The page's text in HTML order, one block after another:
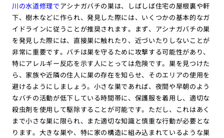
川の水道修理でアシナガバチの巣は、しばしば住宅の屋根裏や軒
下、樹木などに作られ、発見した際には、いくつかの基本的なガ
イドラインに従うことが推奨されます。まず、アシナガバチの巣
を発見した際には、直接巣に触れたり、近づいたりしないことが
非常に重要です。バチは巣を守るために攻撃する可能性があり、
特にアレルギー反応を示す人にとっては危険です。巣を見つけた
ら、家族や近隣の住人に巣の存在を知らせ、そのエリアの使用を
避けるようにしましょう。小さな巣であれば、夜間や早朝のよう
なバチの活動が低下している時間帯に、保護服を着用し、適切な
殺虫剤を使用して駆除することが可能です。ただし、これはあく
まで小さな巣に限られ、また適切な知識と慎重な行動が必要とな
ります。大きな巣や、特に家の構造に組み込まれているような巣